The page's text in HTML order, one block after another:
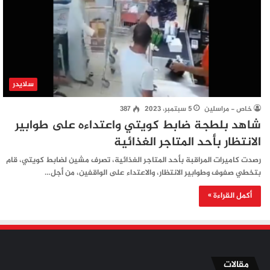
سلايدر
خاص - مراسلين 5 سبتمبر، 2023 387
شاهد بلطجة ضابط كويتي واعتداءه على طوابير
الانتظار بأحد المتاجر الغذائية
رصدت كاميرات المراقبة بأحد المتاجر الغذائية، تصرف مشين لضابط كويتي، قام
بتخطي صفوف وطوابير الانتظار، والاعتداء على الواقفين، من أجل…
أكمل القراءة »
مقالات